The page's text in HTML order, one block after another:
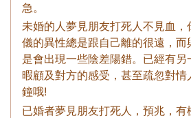
急。
未婚的人夢見朋友打死人不見血
儀的異性總是跟自己離的很遠，
是會出現一些陰差陽錯。已經有
暇顧及對方的感受，甚至疏忽對
鐘哦!
已婚者夢見朋友打死人，預兆，有